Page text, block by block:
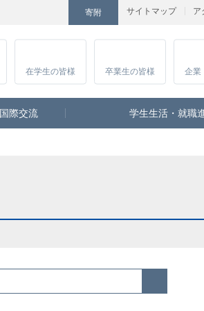
サイトマップ ア
寄附
Instagram
在学生の皆様 卒業生の皆様 企業
国際交流 学生生活・就職